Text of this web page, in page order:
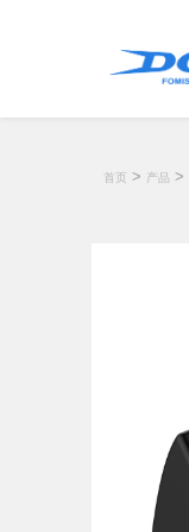
首页 > 产品 >